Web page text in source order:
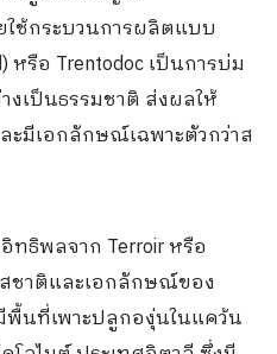
ใช้กระบวนการผลิตแบบ
หรือ Trentodocเป็นการบ่ม
งเป็นธรรมชาติ ส่งผลให้
มีเอกลักษณ์เฉพาะตัวกว่าส
ทธิพลจาก Terroirหรือ
าติและเอกลักษณ์ของ
พื้นที่เพาะปลูกองุ่นในแคว้น